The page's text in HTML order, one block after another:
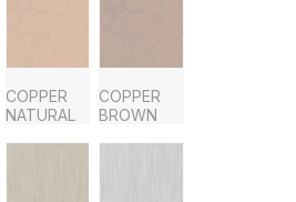
COPPER
NATURAL
COPPER
BROWN